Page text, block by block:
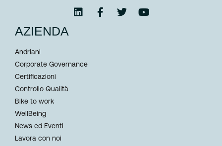
AZIENDA
Andriani
Corporate Governance
Certificazioni
Controllo Qualità
Bike to work
WellBeing
News ed Eventi
Lavora con noi